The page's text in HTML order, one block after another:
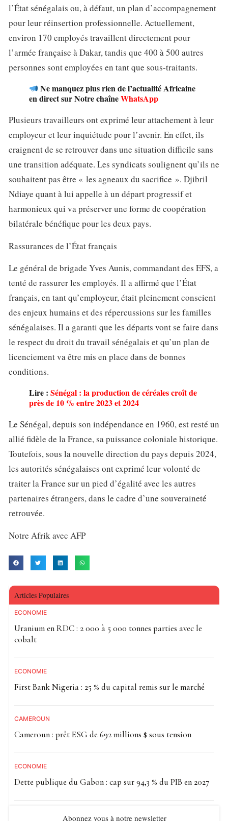
l’État sénégalais ou, à défaut, un plan d’accompagnement
pour leur réinsertion professionnelle. Actuellement,
environ 170 employés travaillent directement pour
l’armée française à Dakar, tandis que 400 à 500 autres
personnes sont employées en tant que sous-traitants.
Ne manquez plus rien de l’actualité Africaine
en direct sur Notre chaîneWhatsApp
Plusieurs travailleurs ont exprimé leur attachement à leur
employeur et leur inquiétude pour l’avenir. En effet, ils
craignent de se retrouver dans une situation difficile sans
une transition adéquate. Les syndicats soulignent qu’ils ne
souhaitent pas être « les agneaux du sacrifice ». Djibril
Ndiaye quant à lui appelle à un départ progressif et
harmonieux qui va préserver une forme de coopération
bilatérale bénéfique pour les deux pays.
Rassurances de l’État français
Le général de brigade Yves Aunis, commandant des EFS, a
tenté de rassurer les employés. Il a affirmé que l’État
français, en tant qu’employeur, était pleinement conscient
des enjeux humains et des répercussions sur les familles
sénégalaises. Il a garanti que les départs vont se faire dans
le respect du droit du travail sénégalais et qu’un plan de
licenciement va être mis en place dans de bonnes
conditions.
Lire : Sénégal : la production de céréales croît de
près de 10 % entre 2023 et 2024
Le Sénégal, depuis son indépendance en 1960, est resté un
allié fidèle de la France, sa puissance coloniale historique.
Toutefois, sous la nouvelle direction du pays depuis 2024,
les autorités sénégalaises ont exprimé leur volonté de
traiter la France sur un pied d’égalité avec les autres
partenaires étrangers, dans le cadre d’une souveraineté
retrouvée.
Notre Afrik avec AFP
Articles Populaires
ECONOMIE
Uranium en RDC : 2 000 à 5 000 tonnes parties avec le
cobalt
ECONOMIE
First Bank Nigeria : 25 % du capital remis sur le marché
CAMEROUN
Cameroun : prêt ESG de 692 millions $ sous tension
ECONOMIE
Dette publique du Gabon : cap sur 94,3 % du PIB en 2027
Abonnez vous à notre newsletter